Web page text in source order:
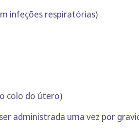
infeções respiratórias)
colo do útero)
administrada uma vez por